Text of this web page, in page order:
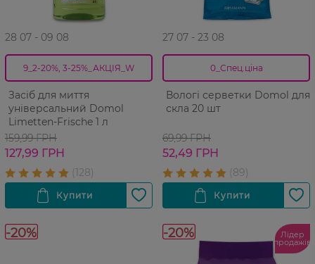
28 07 - 09 08
9_2-20%, 3-25%_АКЦІЯ_W
Засіб для миття
універсальний Domol
Limetten-Frische 1 л
159,99 ГРН
127,99 ГРН
27 07 - 23 08
0_Спец.ціна
Вологі серветки Domol для
скла 20 шт
69,99 ГРН
52,49 ГРН
-20% -20% Лідер
продажів